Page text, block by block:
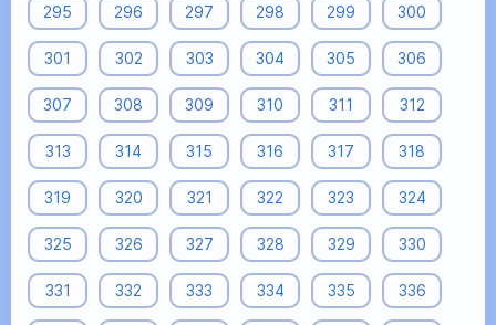
295 296 297 298 299 300
301 302 303 304 305 306
307 308 309 310 311 312
313 314 315 316 317 318
319 320 321 322 323 324
325 326 327 328 329 330
331 332 333 334 335 336